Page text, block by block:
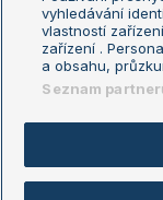
Podmínky užití
GDPR a žurnalistika
Kontakt
Copyright © 2008-
vyhledávání
vlastností
zařízení .
a obsahu,
Seznam